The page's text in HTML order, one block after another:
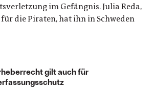
im Gefängnis. Julia Reda,
die Piraten, hat ihn in Schweden
gilt auch für